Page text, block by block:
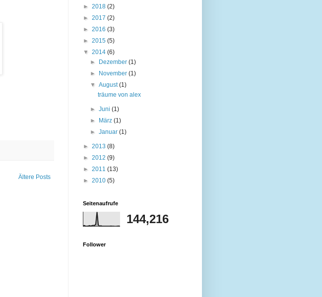
Ältere Posts
► 2018 (2)
► 2017 (2)
► 2016 (3)
► 2015 (5)
▼ 2014 (6)
►
Dezember(1)
►
November(1)
▼August(1)
träume von alex
►Juni(1)
►
März(1)
►Januar(1)
► 2013 (8)
► 2012 (9)
► 2011 (13)
► 2010 (5)
Seitenaufrufe
144,216
Follower